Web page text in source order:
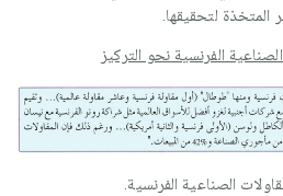
المتخذة لتحقيقها.
الصناعية الفرنسية.